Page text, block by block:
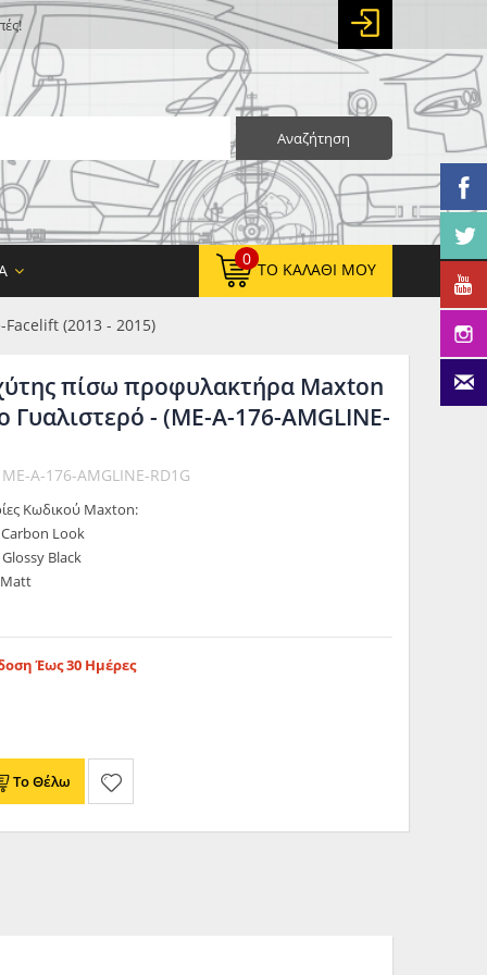
Αναζήτηση
0
ΤΟ ΚΑΛΆΘΙ ΜΟΥ
ΚΑΘΑΡΌ ΣΎΝΟΛΟ:0,00 €
ΤΕΛΙΚΌ ΣΎΝΟΛΟ:0,00 €
Facelift (2013 - 2015)
πίσω προφυλακτήρα Maxton
- (ME-A-176-AMGLINE-
A-176-AMGLINE-RD1G
Κωδικού Maxton:
Look
Black
Matt
Έως 30 Ημέρες
Το Θέλω